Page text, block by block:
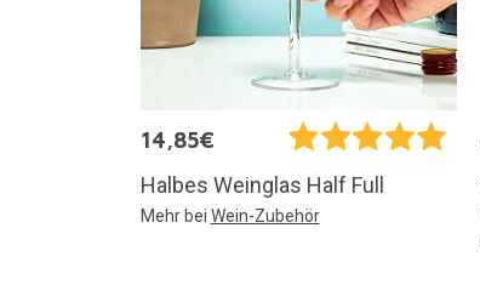
14,85€
Halbes Weinglas Half Full
Mehr bei Wein-Zubehör